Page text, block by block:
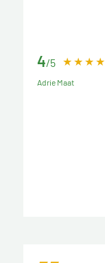
4/5
Adrie Maat